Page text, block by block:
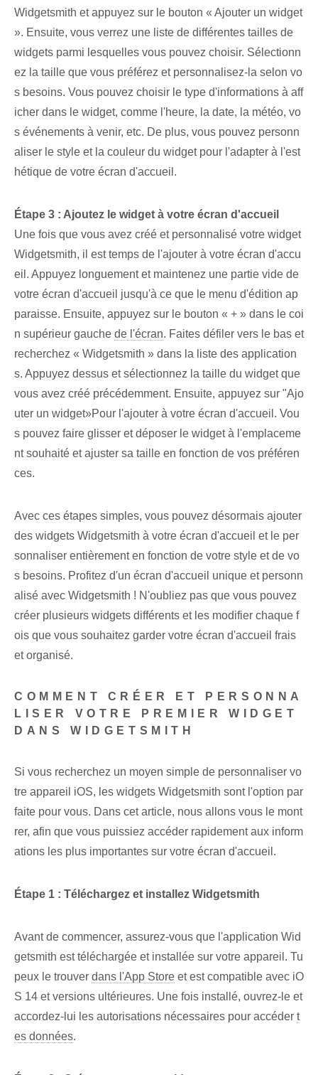
Widgetsmith et appuyez sur le bouton « Ajouter un widget
». ⁣Ensuite,⁣ vous verrez une ⁢liste de différentes tailles de
widgets⁢ parmi lesquelles vous pouvez choisir. ⁣Sélectionn
ez la taille que vous préférez et personnalisez-la selon vo
s besoins. Vous pouvez choisir le type d'informations à aff
icher dans le widget, comme l'heure, la date, la météo, vo
s événements à venir, etc. De plus, vous pouvez personn
aliser le style et la couleur du widget pour l'adapter à l'est
hétique de votre écran d'accueil.
Étape 3 : Ajoutez le widget à votre écran d'accueil
Une fois que vous avez créé et personnalisé votre widget
Widgetsmith, il est temps de l'ajouter à votre écran d'accu
eil. ⁢Appuyez longuement et maintenez une partie vide⁤ de
votre écran d'accueil jusqu'à ce que ⁣le menu d'édition ap
paraisse. Ensuite, appuyez sur le bouton « + » dans le coi
n supérieur gauche⁤ de l'écran. Faites défiler vers le bas et
recherchez « Widgetsmith » dans la liste des application
s. Appuyez dessus et sélectionnez la taille du widget que
vous avez créé précédemment. Ensuite, appuyez sur "Ajo
uter un widget»Pour l'ajouter à votre écran d'accueil. Vou
s pouvez faire glisser et déposer le widget à l'emplaceme
nt souhaité et ajuster sa taille en fonction de vos préféren
ces.
Avec ces étapes simples, vous pouvez désormais ajouter
des widgets ⁤Widgetsmith à votre écran d'accueil et le per
sonnaliser entièrement en fonction de votre style et de vo
s besoins.‌ Profitez d'un écran d'accueil unique ⁤et⁢ personn
alisé avec Widgetsmith ! N'oubliez pas que vous pouvez
créer plusieurs widgets différents et les modifier chaque f
ois que vous souhaitez garder votre écran d'accueil frais
et organisé.
COMMENT CRÉER ET PERSONNA
LISER VOTRE PREMIER WIDGET
DANS WIDGETSMITH
Si vous recherchez un moyen simple de personnaliser vo
tre appareil iOS, les widgets Widgetsmith sont l'option par
faite pour vous. Dans cet article, nous allons vous le mont
rer, afin que vous puissiez accéder rapidement aux inform
ations les plus importantes sur votre écran d'accueil.
Étape 1 : Téléchargez et installez Widgetsmith
Avant de commencer, assurez-vous que l'application Wid
getsmith est téléchargée et installée sur votre appareil. Tu
peux le trouver dans l'App Store et est compatible avec iO
S ‌14 et versions ultérieures. Une fois installé, ouvrez-le et
accordez-lui les autorisations nécessaires pour accéder t
es données.